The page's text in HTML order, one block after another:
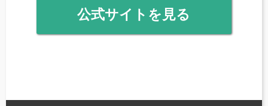
公式サイトを見る